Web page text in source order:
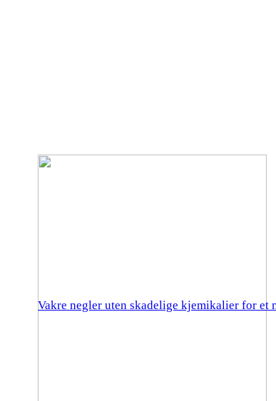
Vakre negler uten skadelige kjemikalier for et